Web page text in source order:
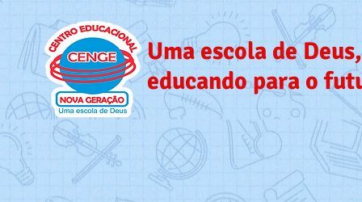
Uma escola de Deus,
educando para o